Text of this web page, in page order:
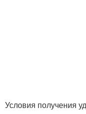
Условия получения